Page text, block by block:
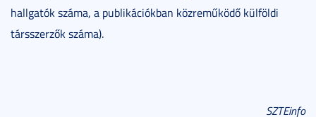
hallgatók száma, a publikációkban közreműködő külföldi
társszerzők száma).
SZTEinfo